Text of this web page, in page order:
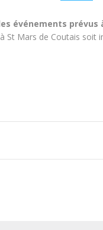
événements prévus
St Mars de Coutais